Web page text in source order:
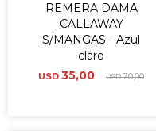
REMERA DAMA
CALLAWAY
S/MANGAS - Azul
claro
USD 35,00 USD70,00